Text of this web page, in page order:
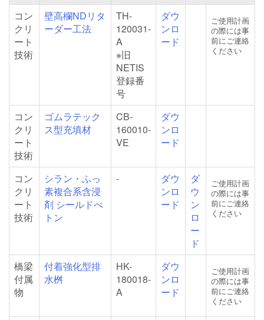
コン
クリ
ート
技術
壁高欄NDリタ
ーダー工法
TH-
120031-
A
※旧
NETIS
登録番
号
ダウ
ンロ
ード
ご使用計画
の際には事
前にご連絡
ください
コン
クリ
ート
技術
ゴムラテック
ス型充填材
CB-
160010-
VE
ダウ
ンロ
ード
コン
クリ
ート
技術
シラン・ふっ
素複合系含浸
剤 シールドべ
トン
-
ダウ
ンロ
ード
ダ
ウ
ン
ロ
ー
ド
ご使用計画
の際には事
前にご連絡
ください
橋梁
付属
物
付着強化型排
水桝
HK-
180018-
A
ダウ
ンロ
ード
ご使用計画
の際には事
前にご連絡
ください